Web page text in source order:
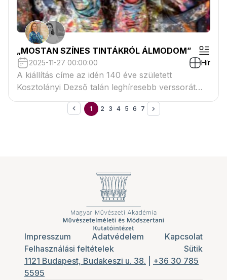
„MOSTAN SZÍNES TINTÁKRÓL ÁLMODOM”
2025-11-27 00:00:00 Hír
A kiállítás címe az idén 140 éve született
Kosztolányi Dezső talán leghíresebb verssorát
idézi
1 2 3 4 5 6 7
Impresszum Adatvédelem
Kapcsolat
Felhasználási feltételek
Sütik
1121 Budapest, Budakeszi u. 38.
+36 30 785
5595